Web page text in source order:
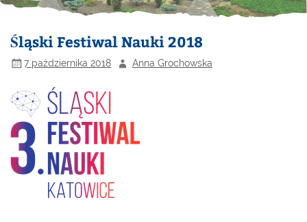
Śląski Festiwal Nauki 2018
7 października 2018 Anna Grochowska